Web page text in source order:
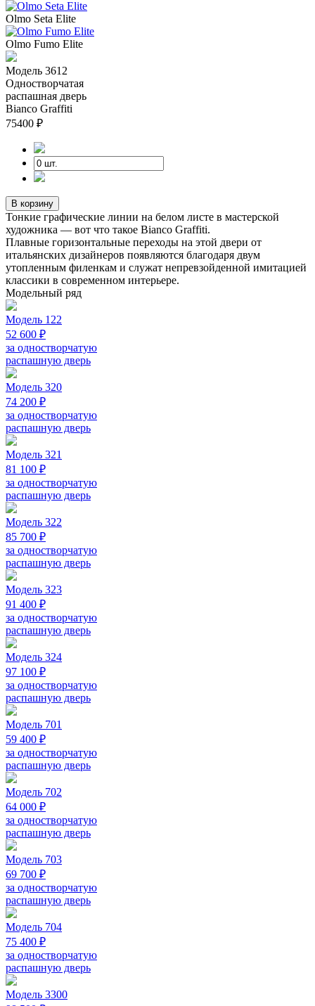
Olmo Seta Elite
Olmo Fumo Elite
Модель 3612
Одностворчатая
распашная дверь
Bianco Graffiti
75400 ₽
В корзину
Тонкие графические линии на белом листе в мастерской
художника — вот что такое Bianco Graffiti.
Плавные горизонтальные переходы на этой двери от
итальянских дизайнеров появляются благодаря двум
утопленным филенкам и служат непревзойденной имитацией
классики в современном интерьере.
Модельный ряд
Модель 122
52 600 ₽
за одностворчатую
распашную дверь
Модель 320
74 200 ₽
за одностворчатую
распашную дверь
Модель 321
81 100 ₽
за одностворчатую
распашную дверь
Модель 322
85 700 ₽
за одностворчатую
распашную дверь
Модель 323
91 400 ₽
за одностворчатую
распашную дверь
Модель 324
97 100 ₽
за одностворчатую
распашную дверь
Модель 701
59 400 ₽
за одностворчатую
распашную дверь
Модель 702
64 000 ₽
за одностворчатую
распашную дверь
Модель 703
69 700 ₽
за одностворчатую
распашную дверь
Модель 704
75 400 ₽
за одностворчатую
распашную дверь
Модель 3300